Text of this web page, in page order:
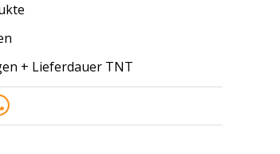
+ Lieferdauer TNT